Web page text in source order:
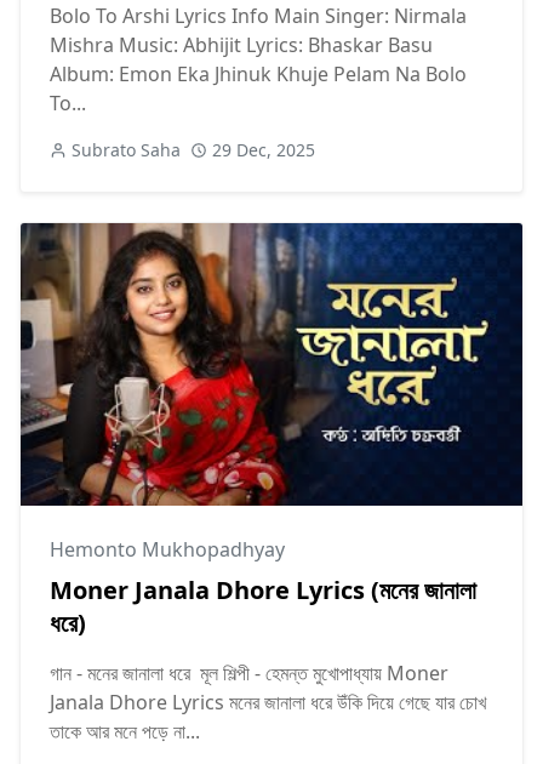
Bolo To Arshi Lyrics Info Main Singer: Nirmala
Mishra Music: Abhijit Lyrics: Bhaskar Basu
Album: Emon Eka Jhinuk Khuje Pelam Na Bolo
To...
Subrato Saha 29 Dec, 2025
Hemonto Mukhopadhyay
Moner Janala Dhore Lyrics (মনের জানালা
ধরে)
গান - মনের জানালা ধরে মূল শিল্পী - হেমন্ত মুখোপাধ্যায় Moner
Janala Dhore Lyrics মনের জানালা ধরে উঁকি দিয়ে গেছে যার চোখ
তাকে আর মনে পড়ে না...